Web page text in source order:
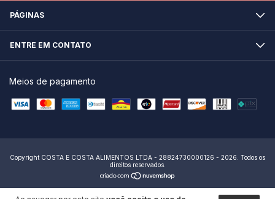
PÁGINAS
ENTRE EM CONTATO
Meios de pagamento
Copyright COSTA E COSTA ALIMENTOS LTDA - 28824730000126 - 2026. Todos os
direitos reservados.